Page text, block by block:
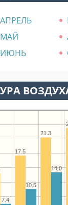
АПРЕЛЬ
МАЙ
ИЮНЬ
21.3
17.5
14.0
10.5
7.4